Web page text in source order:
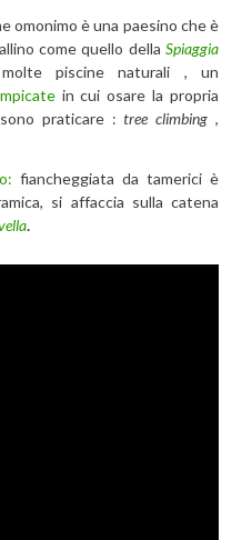
omonimo è una paesino che è
come quello della Spiaggia
piscine naturali , un
in cui osare la propria
praticare :tree climbing ,
fiancheggiata da tamerici è
si affaccia sulla catena
.